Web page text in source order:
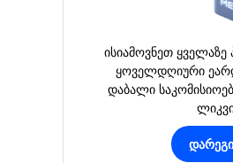
ისიამოვნეთ
ყოველდღიური
დაბალი